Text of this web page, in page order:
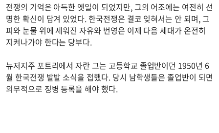
전쟁의 기억은 아득한 옛일이 되었지만, 그의 어조에는 여전히 선
명한 확신이 담겨 있었다. 한국전쟁은 결코 잊혀서는 안 되며, 그
피와 눈물 위에 세워진 자유와 번영은 이제 다음 세대가 온전히
지켜나가야 한다는 당부다.
뉴저지주 포트리에서 자란 그는 고등학교 졸업반이던 1950년 6
월 한국전쟁 발발 소식을 접했다. 당시 남학생들은 졸업반이 되면
의무적으로 징병 등록을 해야 했다.